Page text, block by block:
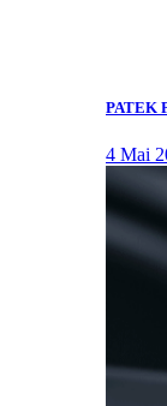
PATEK
4 Mai